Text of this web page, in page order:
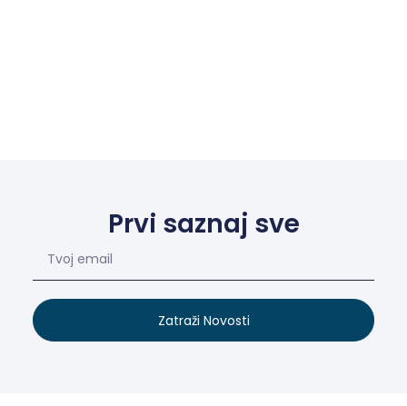
Prvi saznaj sve
Zatraži Novosti